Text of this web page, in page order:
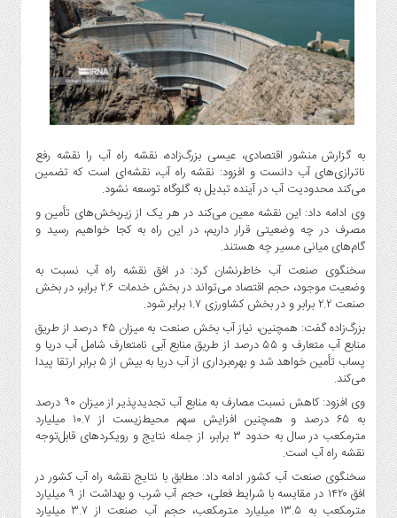
گاز
و
پتروشیمی
صنعت
و
خودرو
استارت
آپ
و
فن
آوری
،
بیمه
و
ارز
دیجیتال
کشاورزی
و
صنایع
غذایی
سیاسی
و
بین
به گزارش منشور اقتصادی، عیسی بزرگ‌زاده، نقشه راه آب را نقشه رفع
ناترازی‌های آب دانست و افزود: نقشه راه آب، نقشه‌ای است که تضمین
می‌کند محدودیت آب در آینده تبدیل به گلوگاه توسعه نشود.
وی ادامه داد: این نقشه معین می‌کند در هر یک از زیربخش‌های تأمین و
مصرف در چه وضعیتی قرار داریم، در این راه به کجا خواهیم رسید و
گام‌های میانی مسیر چه هستند.
سخنگوی صنعت آب خاطرنشان کرد: در افق نقشه راه آب نسبت به
وضعیت موجود، حجم اقتصاد می‌تواند در بخش خدمات ۲.۶ برابر، در بخش
صنعت ۲.۲ برابر و در بخش کشاورزی ۱.۷ برابر شود.
بزرگ‌زاده گفت: همچنین، نیاز آب بخش صنعت به میزان ۴۵ درصد از طریق
منابع آب متعارف و ۵۵ درصد از طریق منابع آبی نامتعارف شامل آب دریا و
پساب تأمین خواهد شد و بهره‌برداری از آب دریا به بیش از ۵ برابر ارتقا پیدا
می‌کند.
وی افزود: کاهش نسبت مصارف به منابع آب تجدیدپذیر از میزان ۹۰ درصد
به ۶۵ درصد و همچنین افزایش سهم محیط‌زیست از ۱۰.۷ میلیارد
مترمکعب در سال به حدود ۳ برابر، از جمله نتایج و رویکردهای قابل‌توجه
نقشه راه آب است.
سخنگوی صنعت آب کشور ادامه داد: مطابق با نتایج نقشه راه آب کشور در
افق ۱۴۲۰ در مقایسه با شرایط فعلی، حجم آب شرب و بهداشت از ۹ میلیارد
مترمکعب به ۱۳.۵ میلیارد مترمکعب، حجم آب صنعت از ۳.۷ میلیارد